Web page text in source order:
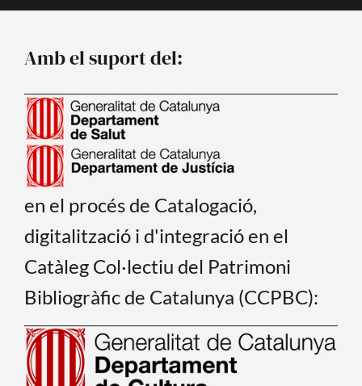
k
Amb el suport del:
en el procés de Catalogació,
digitalització i d'integració en el
Catàleg Col·lectiu del Patrimoni
Bibliogràfic de Catalunya (CCPBC):